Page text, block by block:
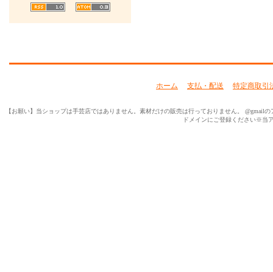
ホーム 支払・配送 特定商取引
【お願い】当ショップは手芸店ではありません。素材だけの販売は行っておりません。 @gmail
ドメインにご登録ください※当